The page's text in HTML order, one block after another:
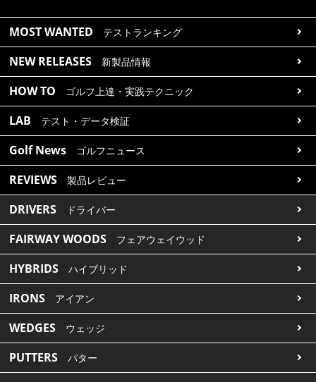
MOST WANTED テストランキング
NEW RELEASES 新製品情報
HOW TO ゴルフ上達・実践テクニック
LAB テスト・データ検証
Golf News ゴルフニュース
REVIEWS 製品レビュー
DRIVERS ドライバー
FAIRWAY WOODS フェアウェイウッド
HYBRIDS ハイブリッド
IRONS アイアン
WEDGES ウェッジ
PUTTERS パター